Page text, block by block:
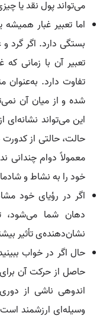
می‌تواند پول نقد یا
اما تعبیر غبار
بستگی دارد. اگر گرد
تعبیر آن با زمانی
تفاوت دارد. به‌عنوان
شده و از میان آن
این می‌تواند
حالت، حالتی از
معمولاً دوام چندانی
خود را به نشاط و
اگر در رؤیای خود
دهان شما می‌شود،
نشان‌دهنده‌ی تأثیر
حال اگر در خواب
حاصل از حرکت آن
اندوهی ناشی از
وسیله‌ای ارزشمند